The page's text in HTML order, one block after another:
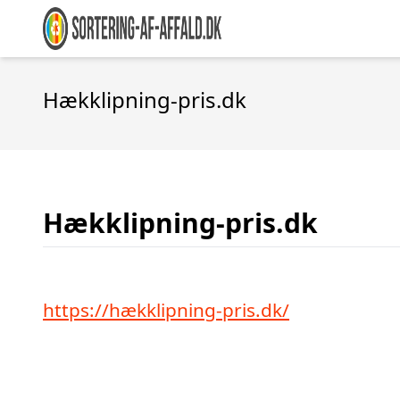
Hækklipning-pris.dk
Hækklipning-pris.dk
https://hækklipning-pris.dk/